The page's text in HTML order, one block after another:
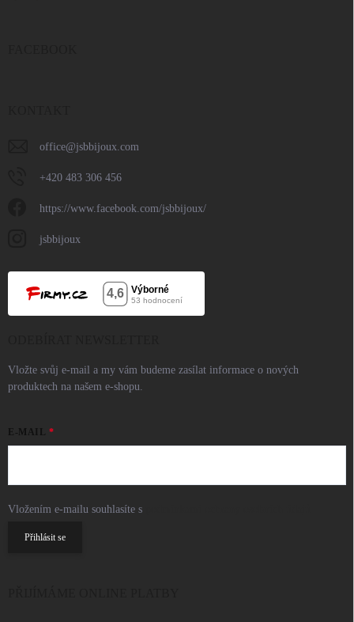
office@jsbbijoux.com
+420 483 306 456
https://www.facebook.com/jsbbijoux/
jsbbijoux
Vložte svůj e-mail a my vám budeme zasílat informace o nových
produktech na našem e-shopu.
E-MAIL
Vložením e-mailu souhlasíte s
Přihlásit se